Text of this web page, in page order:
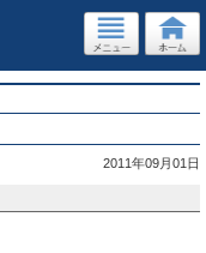
2011年09月01日